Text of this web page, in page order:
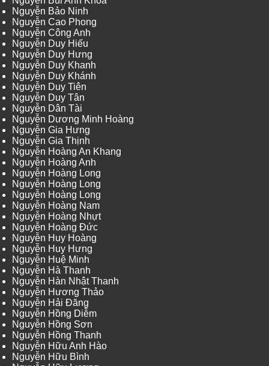
Nguyễn Bảo Ninh
Nguyễn Cao Phong
Nguyễn Công Anh
Nguyễn Duy Hiếu
Nguyễn Duy Hưng
Nguyễn Duy Khanh
Nguyễn Duy Khánh
Nguyễn Duy Tiên
Nguyễn Duy Tân
Nguyễn Dân Tài
Nguyễn Dương Minh Hoàng
Nguyễn Gia Hưng
Nguyễn Gia Thịnh
Nguyễn Hoàng An Khang
Nguyễn Hoàng Anh
Nguyễn Hoàng Long
Nguyễn Hoàng Long
Nguyễn Hoàng Long
Nguyễn Hoàng Nam
Nguyễn Hoàng Nhựt
Nguyễn Hoàng Đức
Nguyễn Huy Hoàng
Nguyễn Huy Hưng
Nguyễn Huệ Minh
Nguyễn Hà Thanh
Nguyễn Hàn Nhật Thanh
Nguyễn Hương Thảo
Nguyễn Hải Đăng
Nguyễn Hồng Diễm
Nguyễn Hồng Sơn
Nguyễn Hồng Thanh
Nguyễn Hữu Anh Hào
Nguyễn Hữu Bình